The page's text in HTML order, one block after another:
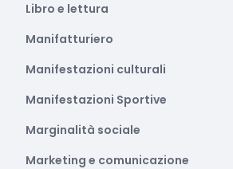
Libro e lettura
Manifatturiero
Manifestazioni culturali
Manifestazioni Sportive
Marginalità sociale
Marketing e comunicazione